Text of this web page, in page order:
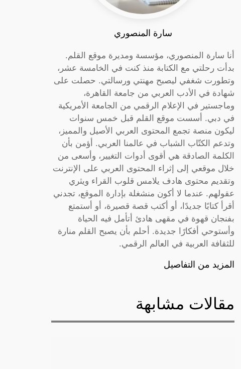
سارة المنصوري
أنا سارة المنصوري، مؤسسة ومديرة موقع القلم.
بدأت رحلتي مع الكتابة منذ كنت في الخامسة عشر،
وتطورت شغفي ليصبح مهنتي ورسالتي. حصلت على
شهادة في الأدب العربي من جامعة القاهرة،
وماجستير في الإعلام الرقمي من الجامعة الأمريكية
في دبي. أسست موقع القلم قبل خمس سنوات
ليكون منصة تجمع المحتوى العربي الأصيل والمميز،
وتدعم الكتّاب الشباب في عالمنا العربي. أؤمن بأن
الكلمة الصادقة هي أقوى أدوات التغيير، وأسعى من
خلال موقعي إلى إثراء المحتوى العربي على الإنترنت
وتقديم محتوى هادف يلامس قلوب القراء ويثري
عقولهم. عندما لا أكون منشغلة بإدارة الموقع، تجدني
أقرأ كتابًا جديدًا، أو أكتب قصة قصيرة، أو أستمتع
بفنجان قهوة في مقهى هادئ أتأمل فيه الحياة
وأستوحي أفكارًا جديدة. أحلم بأن يصبح القلم منارة
للثقافة العربية في العالم الرقمي.
المزيد من التفاصيل
مقالات مشابهة